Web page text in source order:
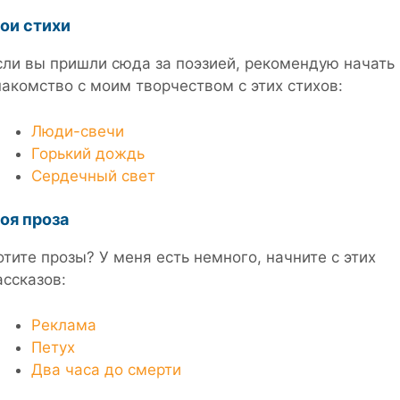
стихи
вы пришли сюда за поэзией, рекомендую начать
с моим творчеством с этих стихов:
Люди-свечи
Горький дождь
Сердечный свет
проза
прозы? У меня есть немного, начните с этих
Реклама
Петух
Два часа до смерти